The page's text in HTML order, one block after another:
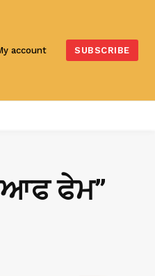
account SUBSCRIBE
ਆਫ ਫੇਮ”